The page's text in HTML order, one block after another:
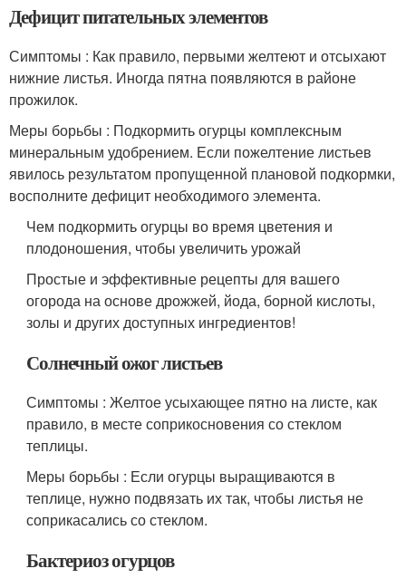
Дефицит питательных элементов
Симптомы : Как правило, первыми желтеют и отсыхают
нижние листья. Иногда пятна появляются в районе
прожилок.
Меры борьбы : Подкормить огурцы комплексным
минеральным удобрением. Если пожелтение листьев
явилось результатом пропущенной плановой подкормки,
восполните дефицит необходимого элемента.
Чем подкормить огурцы во время цветения и
плодоношения, чтобы увеличить урожай
Простые и эффективные рецепты для вашего
огорода на основе дрожжей, йода, борной кислоты,
золы и других доступных ингредиентов!
Солнечный ожог листьев
Симптомы : Желтое усыхающее пятно на листе, как
правило, в месте соприкосновения со стеклом
теплицы.
Меры борьбы : Если огурцы выращиваются в
теплице, нужно подвязать их так, чтобы листья не
соприкасались со стеклом.
Бактериоз огурцов